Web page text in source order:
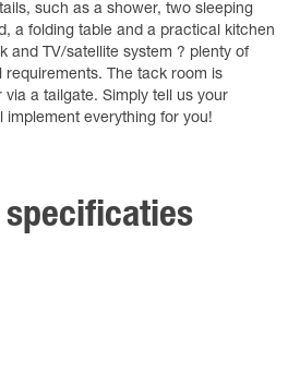
such as a shower, two sleeping
a folding table and a practical kitchen
and TV/satellite system ? plenty of
requirements. The tack room is
a tailgate. Simply tell us your
everything for you!
specificaties